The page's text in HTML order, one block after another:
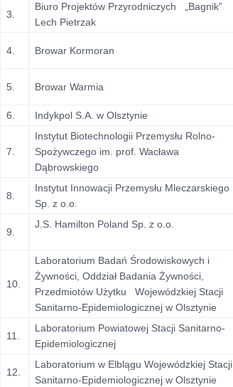
3.
Biuro Projektów Przyrodniczych „Bagnik”
Lech Pietrzak
4. Browar Kormoran
5. Browar Warmia
6.
Indykpol S.A. w Olsztynie
7.
Instytut Biotechnologii Przemysłu Rolno-
Spożywczego im. prof. Wacława
Dąbrowskiego
8.
Instytut Innowacji Przemysłu Mleczarskiego
Sp. z o.o.
9.
J.S. Hamilton Poland Sp. z o.o.
10.
Laboratorium Badań Środowiskowych i
Żywności, Oddział Badania Żywności,
Przedmiotów Użytku Wojewódzkiej Stacji
Sanitarno-Epidemiologicznej w Olsztynie
11.
Laboratorium Powiatowej Stacji Sanitarno-
Epidemiologicznej
12.
Laboratorium w Elblągu Wojewódzkiej Stacji
Sanitarno-Epidemiologicznej w Olsztynie